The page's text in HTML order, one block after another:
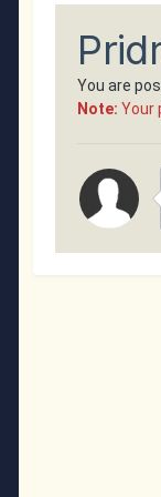
You are
Note: Your